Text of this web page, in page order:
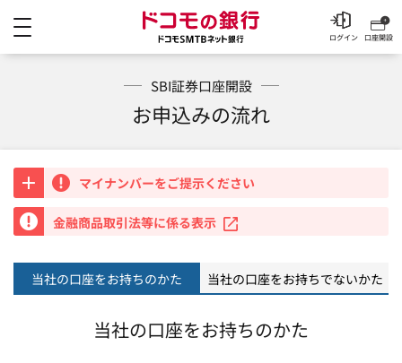
ドコモの銀行 ドコモ
口座開設
ログイン
SBI証券口座開設
お申込みの流れ
マイナンバーをご提示ください
重要
金融商品取引法等に係る表示
当社の口座をお持ちのかた 当社の口座をお持ちでないかた
当社の口座をお持ちのかた